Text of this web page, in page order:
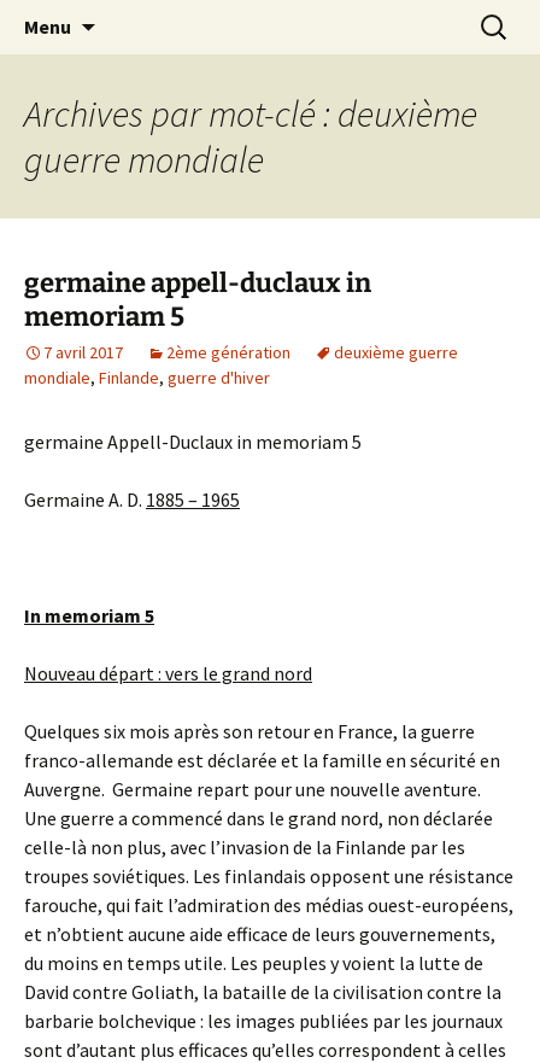
Le Petit Orme
Menu
Archives par mot-clé : deuxième
guerre mondiale
germaine appell-duclaux in
memoriam 5
7 avril 2017 2ème génération
deuxième guerre
mondiale, Finlande, guerre d'hiver
germaine Appell-Duclaux in memoriam 5
Germaine A. D. 1885 – 1965
In memoriam 5
Nouveau départ : vers le grand nord
Quelques six mois après son retour en France, la guerre
franco-allemande est déclarée et la famille en sécurité en
Auvergne. Germaine repart pour une nouvelle aventure.
Une guerre a commencé dans le grand nord, non déclarée
celle-là non plus, avec l’invasion de la Finlande par les
troupes soviétiques. Les finlandais opposent une résistance
farouche, qui fait l’admiration des médias ouest-européens,
et n’obtient aucune aide efficace de leurs gouvernements,
du moins en temps utile. Les peuples y voient la lutte de
David contre Goliath, la bataille de la civilisation contre la
barbarie bolchevique : les images publiées par les journaux
sont d’autant plus efficaces qu’elles correspondent à celles